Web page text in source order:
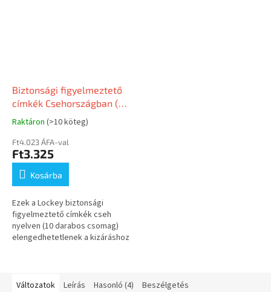
Biztonsági figyelmeztető
címkék Csehországban (10
darabos csomag)
Raktáron (>10 köteg)
Ft4.023 ÁFA-val
Ft3.325
Kosárba
Ezek a Lockey biztonsági
figyelmeztető címkék cseh
nyelven (10 darabos csomag)
elengedhetetlenek a kizáráshoz
Változatok
Leírás Hasonló (4) Beszélgetés